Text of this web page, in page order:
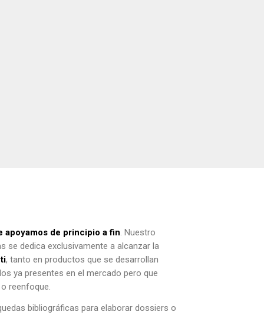
apoyamos de principio a fin. Nuestro
se dedica exclusivamente a alcanzar la
, tanto en productos que se desarrollan
ya presentes en el mercado pero que
reenfoque.
bibliográficas para elaborar dossiers o